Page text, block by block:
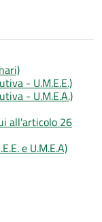
- U.M.E.E.)
- U.M.E.A.)
all'articolo 26
e U.M.E.A)